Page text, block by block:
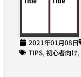
2021年01月08日
TIPS, 初心者向け,